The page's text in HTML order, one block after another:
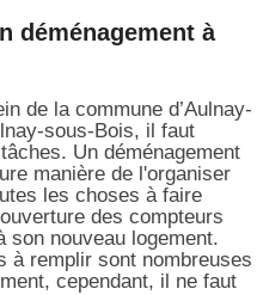
déménagement à
de la commune d’Aulnay-
sous-Bois, il faut
Un déménagement
manière de l'organiser
les choses à faire
des compteurs
son nouveau logement.
à remplir sont nombreuses
cependant, il ne faut